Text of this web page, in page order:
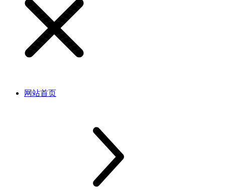
网站首页